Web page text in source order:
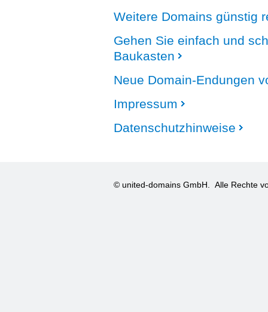
Weitere Domains günstig
Gehen Sie einfach und
Baukasten
Neue Domain-Endungen
Impressum
Datenschutzhinweise
© united-domains GmbH. Alle Rechte